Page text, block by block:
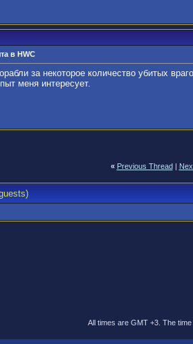
в HWC
за некоторое количество убитых
меня интересует.
« Previous Thread|
All times are GMT +3. The time